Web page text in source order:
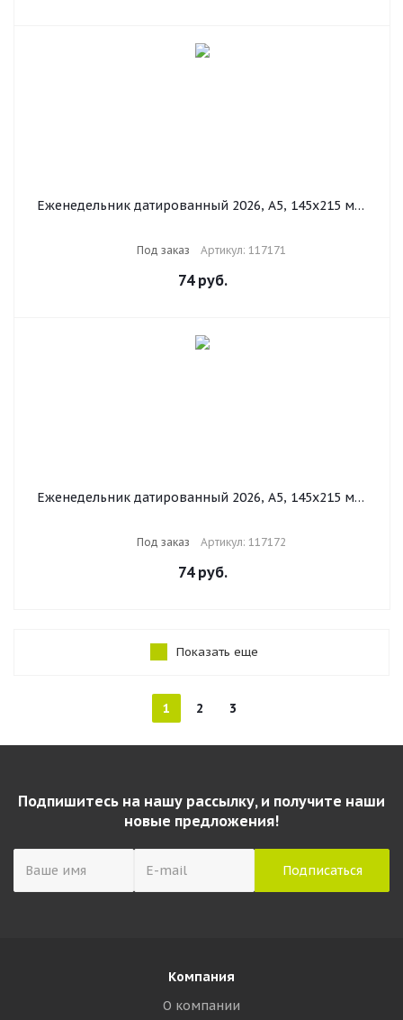
Еженедельник датированный 2026, А5, 145х215 мм,
Под заказ Артикул: 117171
74руб.
Еженедельник датированный 2026, А5, 145х215 мм,
Под заказ Артикул: 117172
74руб.
Показать еще
1 2 3
Подпишитесь на нашу рассылку, и получите наши
новые предложения!
Компания
О компании